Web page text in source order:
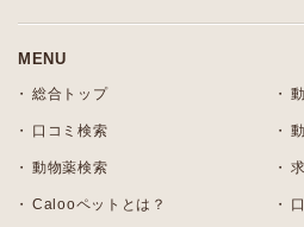
MENU
総合トップ
口コミ検索
動物薬検索
Calooペットとは？